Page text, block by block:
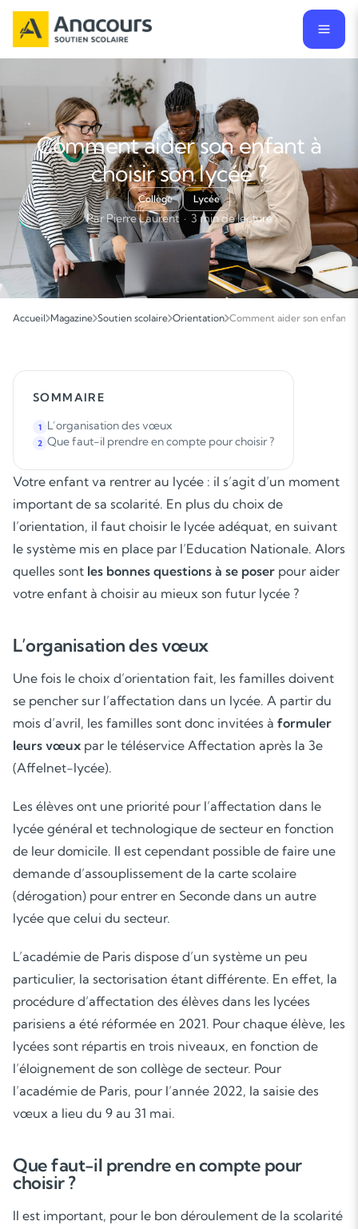
Comment aider son enfant à
choisir son lycée ?
Collège Lycée
Par Pierre Laurent · 3 min de lecture
Accueil Magazine Soutien scolaire Orientation Comment aider son enfant
SOMMAIRE
1 L’organisation des vœux
2 Que faut-il prendre en compte pour choisir ?
Votre enfant va rentrer au lycée : il s’agit d’un moment
important de sa scolarité. En plus du choix de
l’orientation, il faut choisir le lycée adéquat, en suivant
le système mis en place par l’Education Nationale. Alors
quelles sont les bonnes questions à se poser pour aider
votre enfant à choisir au mieux son futur lycée ?
L’organisation desvœux
Une fois le choix d’orientation fait, les familles doivent
se pencher sur l’affectation dans un lycée. A partir du
mois d’avril, les familles sont donc invitées à formuler
leurs vœux par le téléservice Affectation après la 3e
(Affelnet-lycée).
Les élèves ont une priorité pour l’affectation dans le
lycée général et technologique de secteur en fonction
de leur domicile. Il est cependant possible de faire une
demande d’assouplissement de la carte scolaire
(dérogation) pour entrer en Seconde dans un autre
lycée que celui du secteur.
L’académie de Paris dispose d’un système un peu
particulier, la sectorisation étant différente. En effet, la
procédure d’affectation des élèves dans les lycées
parisiens a été réformée en 2021. Pour chaque élève, les
lycées sont répartis en trois niveaux, en fonction de
l’éloignement de son collège de secteur. Pour
l’académie de Paris, pour l’année 2022, la saisie des
vœux a lieu du 9 au 31 mai.
Que faut-il prendre en compte pour
choisir ?
Il est important, pour le bon déroulement de la scolarité